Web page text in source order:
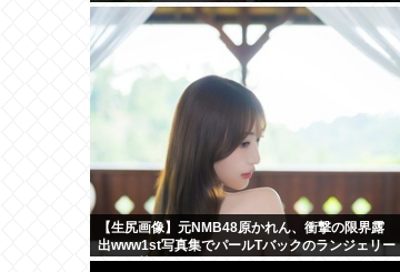
【生尻画像】元NMB48原かれん、衝撃の限界露
出www1st写真集でパールTバックのランジェリー
姿を解禁！！！